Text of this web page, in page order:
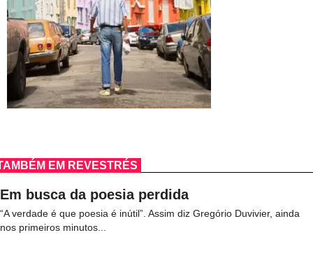
EM REVESTRÉS
Em busca da poesia perdida
“A verdade é que poesia é inútil”. Assim diz Gregório Duvivier, ainda
nos primeiros minutos...